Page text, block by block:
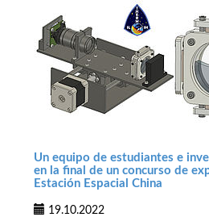
Un equipo de estudiantes e
en la final de un concurso de
Estación Espacial China
19.10.2022